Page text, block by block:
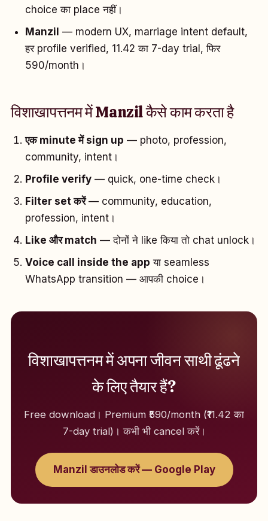
choice का place नहीं।
Manzil — modern UX, marriage intent default,
हर profile verified, ₹11.42 का 7-day trial, फिर
₹590/month।
विशाखापत्तनम में Manzil कैसे काम करता है
एक minute में sign up — photo, profession,
community, intent।
Profile verify — quick, one-time check।
Filter set करें— community, education,
profession, intent।
Like और match — दोनों ने like किया तो chat unlock।
Voice call inside the app या seamless
WhatsApp transition — आपकी choice।
विशाखापत्तनम में अपना जीवन साथी ढूंढने
के लिए तैयार हैं?
Free download। Premium ₹590/month (₹11.42 का
7-day trial)। कभी भी cancel करें।
Manzil डाउनलोड करें — Google Play